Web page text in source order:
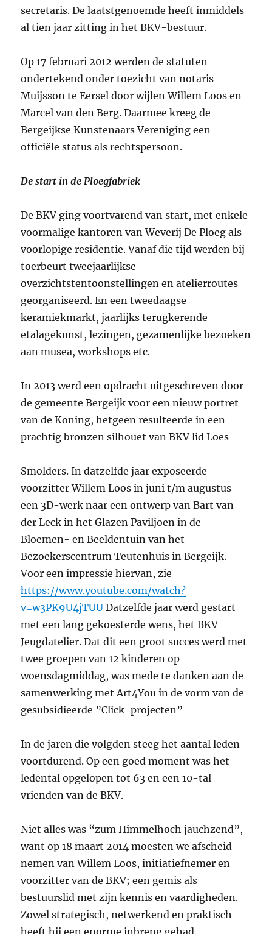
secretaris. De laatstgenoemde heeft inmiddels
al tien jaar zitting in het BKV-bestuur.
Op 17 februari 2012 werden de statuten
ondertekend onder toezicht van notaris
Muijsson te Eersel door wijlen Willem Loos en
Marcel van den Berg. Daarmee kreeg de
Bergeijkse Kunstenaars Vereniging een
officiële status als rechtspersoon.
De start in de Ploegfabriek
De BKV ging voortvarend van start, met enkele
voormalige kantoren van Weverij De Ploeg als
voorlopige residentie. Vanaf die tijd werden bij
toerbeurt tweejaarlijkse
overzichtstentoonstellingen en atelierroutes
georganiseerd. En een tweedaagse
keramiekmarkt, jaarlijks terugkerende
etalagekunst, lezingen, gezamenlijke bezoeken
aan musea, workshops etc.
In 2013 werd een opdracht uitgeschreven door
de gemeente Bergeijk voor een nieuw portret
van de Koning, hetgeen resulteerde in een
prachtig bronzen silhouet van BKV lid Loes
Smolders. In datzelfde jaar exposeerde
voorzitter Willem Loos in juni t/m augustus
een 3D-werk naar een ontwerp van Bart van
der Leck in het Glazen Paviljoen in de
Bloemen- en Beeldentuin van het
Bezoekerscentrum Teutenhuis in Bergeijk.
Voor een impressie hiervan, zie
https://www.youtube.com/watch?
v=w3PK9U4jTUU Datzelfde jaar werd gestart
met een lang gekoesterde wens, het BKV
Jeugdatelier. Dat dit een groot succes werd met
twee groepen van 12 kinderen op
woensdagmiddag, was mede te danken aan de
samenwerking met Art4You in de vorm van de
gesubsidieerde ”Click-projecten”
In de jaren die volgden steeg het aantal leden
voortdurend. Op een goed moment was het
ledental opgelopen tot 63 en een 10-tal
vrienden van de BKV.
Niet alles was “zum Himmelhoch jauchzend”,
want op 18 maart 2014 moesten we afscheid
nemen van Willem Loos, initiatiefnemer en
voorzitter van de BKV; een gemis als
bestuurslid met zijn kennis en vaardigheden.
Zowel strategisch, netwerkend en praktisch
heeft hij een enorme inbreng gehad.